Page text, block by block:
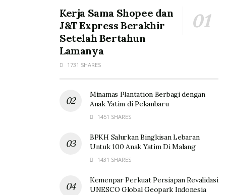
Kerja Sama Shopee dan
J&T Express Berakhir
Setelah Bertahun
Lamanya
1731 SHARES
Minamas Plantation Berbagi dengan
Anak Yatim di Pekanbaru
1451 SHARES
BPKH Salurkan Bingkisan Lebaran
Untuk 100 Anak Yatim Di Malang
1431 SHARES
Kemenpar Perkuat Persiapan Revalidasi
UNESCO Global Geopark Indonesia